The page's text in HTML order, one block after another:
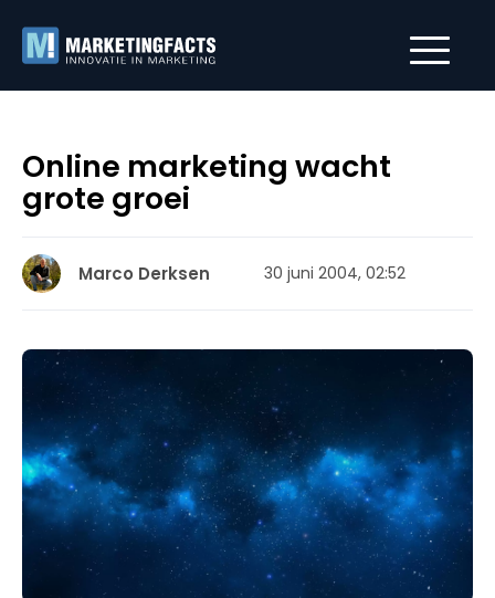
Online marketing wacht
grote groei
Marco Derksen 30 juni 2004, 02:52